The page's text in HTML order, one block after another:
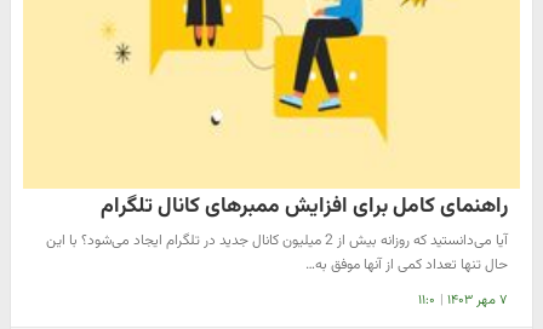
راهنمای کامل برای افزایش ممبرهای کانال تلگرام
آیا می‌دانستید که روزانه بیش از 2 میلیون کانال جدید در تلگرام ایجاد می‌شود؟ با این
حال تنها تعداد کمی از آنها موفق به…
۷ مهر ۱۴۰۳ | ۱۱:۰